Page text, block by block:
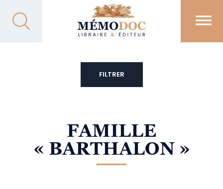
FAMILLE
« BARTHALON »
FILTRER